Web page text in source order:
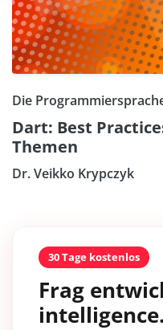
Die
Dart: Best
Themen
Dr. Veikko Krypczyk
30 Tage kostenlos
Frag
intelligence.